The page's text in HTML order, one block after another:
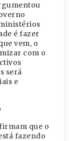
é fazer
vem, o
com o
será
e
que o
fazendo